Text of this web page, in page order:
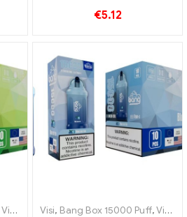
pajustumėte obuolių
€5.12
Vienkartinės elektroninės cigaretės Švedija
Visi, Bang Box 15000 Puff,Vienkartinės elektroninės cigaretės Švedija